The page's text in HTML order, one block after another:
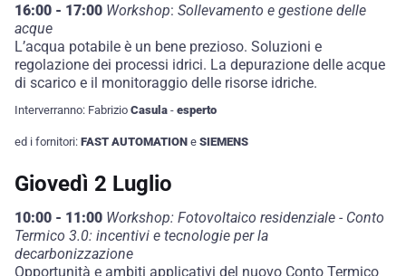
16:00 - 17:00 Workshop: Sollevamento e gestione delle
acque
L’acqua potabile è un bene prezioso. Soluzioni e
regolazione dei processi idrici. La depurazione delle acque
di scarico e il monitoraggio delle risorse idriche.
Interverranno: Fabrizio Casula - esperto
ed i fornitori: FAST AUTOMATION e SIEMENS
Giovedì 2 Luglio
10:00 - 11:00 Workshop: Fotovoltaico residenziale - Conto
Termico 3.0: incentivi e tecnologie per la
decarbonizzazione
Opportunità e ambiti applicativi del nuovo Conto Termico